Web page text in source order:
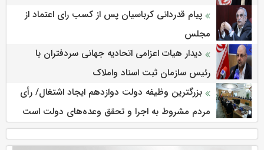
پیام قدردانی کرباسیان پس از کسب رای اعتماد از
مجلس
دیدار هیات اعزامی اتحادیه جهانی سردفتران با
رئیس سازمان ثبت اسناد واملاک
بزرگترین وظیفه دولت دوازدهم ایجاد اشتغال/ رأی
مردم مشروط به اجرا و تحقق وعده‌های دولت است